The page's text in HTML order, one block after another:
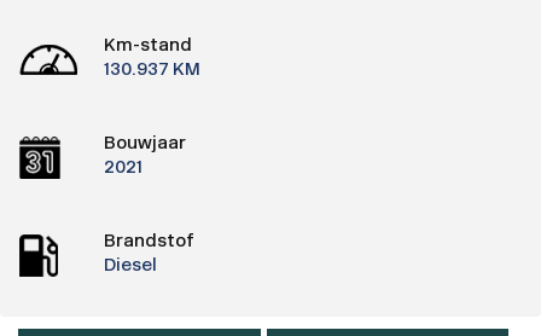
Km-stand
130.937 KM
Bouwjaar
2021
Brandstof
Diesel